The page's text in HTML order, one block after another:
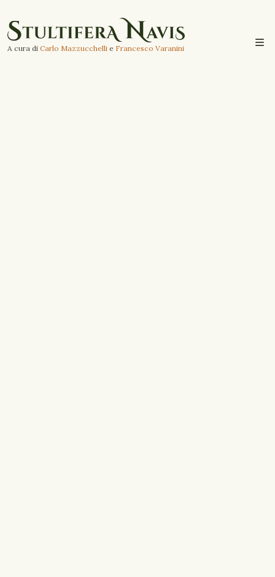
A cura di Carlo Mazzucchelli e Francesco Varanini